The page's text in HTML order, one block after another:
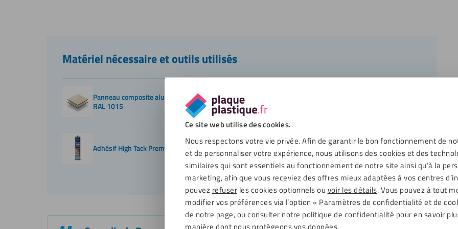
Ce site web utilise des cookies.
Nous respectons votre vie privée. Afin de garantir le bon fonctionnement de
et de personnaliser votre expérience, nous utilisons des cookies et des
similaires qui sont essentiels au fonctionnement de notre site ainsi qu’à la
marketing, afin que vous receviez des offres mieux adaptées à vos centres
pouvez refuser les cookies optionnels ou voir les détails. Vous pouvez à tout
modifier vos préférences via l’option « Paramètres de confidentialité et de
de notre page, ou consulter notre politique de confidentialité pour en savoir
manière dont nous protégeons vos données.
Matériel nécessaire et outils utilisés
Panneau composite aluminium 3mm ivoire
RAL 1015
Adhésif High Tack Premium H980
Ruban de masquage
Outils
Meuleuse d’angle
Niveau à bulle
Spatule pour mastic